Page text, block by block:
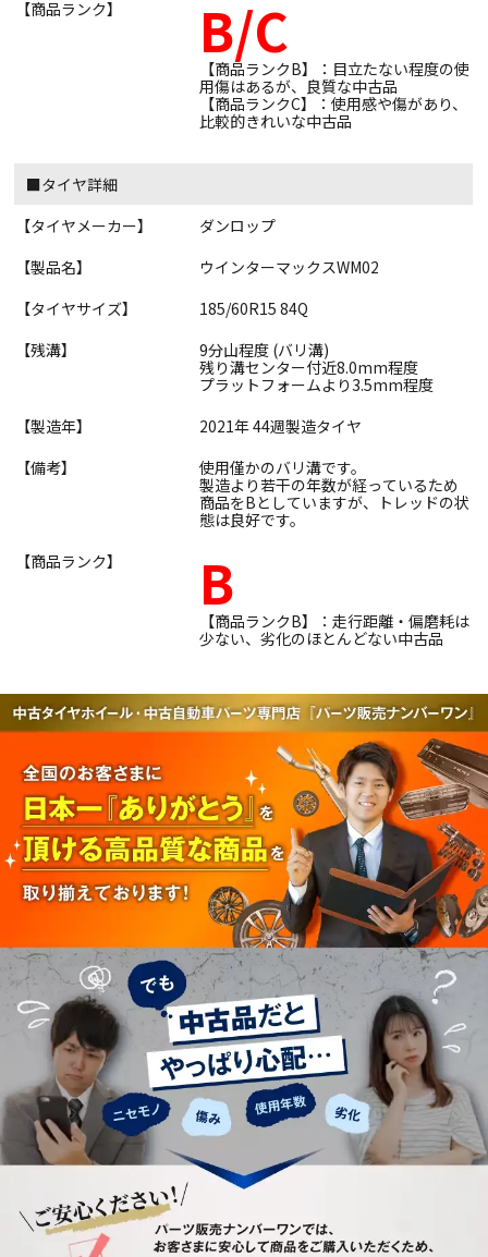
【商品ランク】 B/C
【商品ランクB】：目立たない程度の使
用傷はあるが、良質な中古品
【商品ランクC】：使用感や傷があり、
比較的きれいな中古品
■タイヤ詳細
【タイヤメーカー】
ダンロップ
【製品名】
ウインターマックスWM02
【タイヤサイズ】
185/60R15 84Q
【残溝】
9分山程度 (バリ溝)
残り溝センター付近8.0mm程度
プラットフォームより3.5mm程度
【製造年】
2021年 44週製造タイヤ
【備考】
使用僅かのバリ溝です。
製造より若干の年数が経っているため
商品をBとしていますが、トレッドの状
態は良好です。
【商品ランク】
B
【商品ランクB】：走行距離・偏磨耗は
少ない、劣化のほとんどない中古品